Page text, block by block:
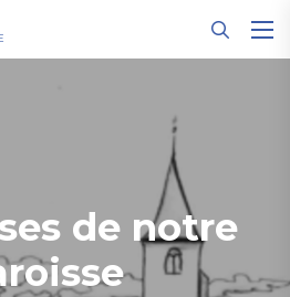
de notre
cookies